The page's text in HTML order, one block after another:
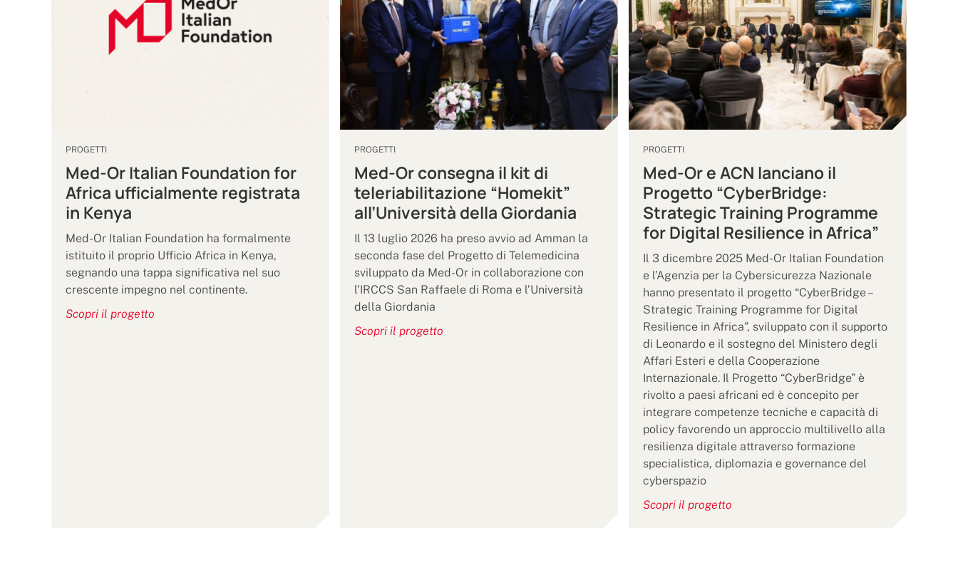
PROGETTI
Med-Or Italian Foundation for
Africa ufficialmente registrata
in Kenya
Med-Or Italian Foundation ha formalmente
istituito il proprio Ufficio Africa in Kenya,
segnando una tappa significativa nel suo
crescente impegno nel continente.
Scopri il progetto
PROGETTI
Med-Or consegna il kit di
teleriabilitazione “Homekit”
all’Università della Giordania
Il 13 luglio 2026 ha preso avvio ad Amman la
seconda fase del Progetto di Telemedicina
sviluppato da Med-Or in collaborazione con
l’IRCCS San Raffaele di Roma e l’Università
della Giordania
Scopri il progetto
PROGETTI
Med-Or e ACN lanciano il
Progetto “CyberBridge:
Strategic Training Programme
for Digital Resilience in Africa”
Il 3 dicembre 2025 Med-Or Italian Foundation
e l’Agenzia per la Cybersicurezza Nazionale
hanno presentato il progetto “CyberBridge –
Strategic Training Programme for Digital
Resilience in Africa”, sviluppato con il supporto
di Leonardo e il sostegno del Ministero degli
Affari Esteri e della Cooperazione
Internazionale. Il Progetto “CyberBridge” è
rivolto a paesi africani ed è concepito per
integrare competenze tecniche e capacità di
policy favorendo un approccio multilivello alla
resilienza digitale attraverso formazione
specialistica, diplomazia e governance del
cyberspazio
Scopri il progetto